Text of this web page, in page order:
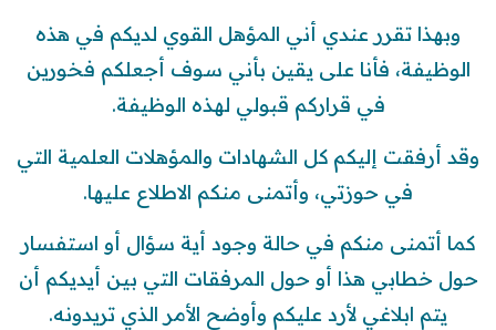
وبهذا تقرر عندي أني المؤهل القوي لديكم في هذه
الوظيفة، فأنا على يقين بأني سوف أجعلكم فخورين
في قراركم قبولي لهذه الوظيفة.
وقد أرفقت إليكم كل الشهادات والمؤهلات العلمية التي
في حوزتي، وأتمنى منكم الاطلاع عليها.
كما أتمنى منكم في حالة وجود أية سؤال أو استفسار
حول خطابي هذا أو حول المرفقات التي بين أيديكم أن
يتم ابلاغي لأرد عليكم وأوضح الأمر الذي تريدونه.